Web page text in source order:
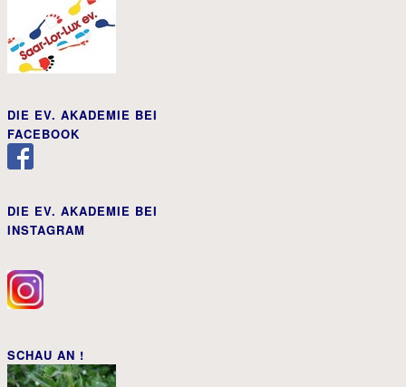
DIE EV. AKADEMIE BEI
FACEBOOK
DIE EV. AKADEMIE BEI
INSTAGRAM
SCHAU AN !